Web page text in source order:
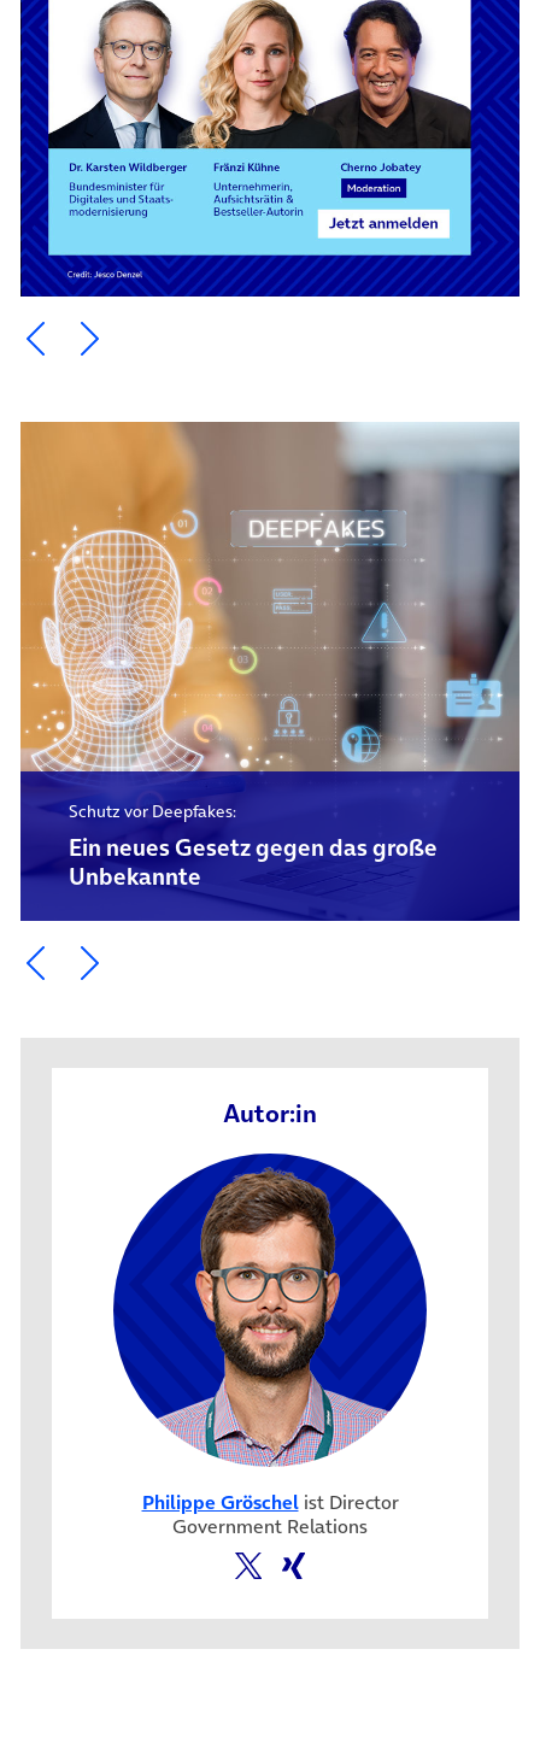
Ein Element zurück blättern
Ein Element weiter blättern
Schutz vor Deepfakes:
Ein neues Gesetz gegen das große
Unbekannte
Ein Element zurück blättern
Ein Element weiter blättern
Autor:in
Philippe Gröschelist Director
Government Relations